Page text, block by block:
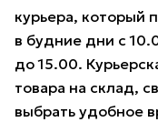
курьера, который
в будние дни с
до 15.00.
товара на склад,
выбрать удобное